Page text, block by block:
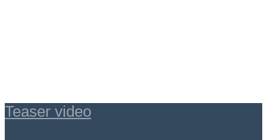
Teaser video